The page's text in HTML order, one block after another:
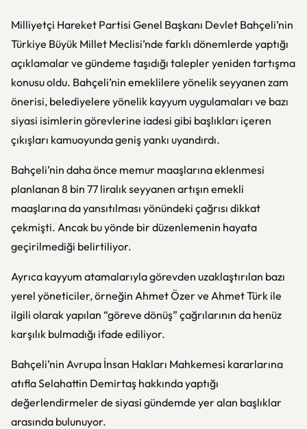
Milliyetçi Hareket Partisi Genel Başkanı Devlet Bahçeli’nin
Türkiye Büyük Millet Meclisi’nde farklı dönemlerde yaptığı
açıklamalar ve gündeme taşıdığı talepler yeniden tartışma
konusu oldu. Bahçeli’nin emeklilere yönelik seyyanen zam
önerisi, belediyelere yönelik kayyum uygulamaları ve bazı
siyasi isimlerin görevlerine iadesi gibi başlıkları içeren
çıkışları kamuoyunda geniş yankı uyandırdı.
Bahçeli’nin daha önce memur maaşlarına eklenmesi
planlanan 8 bin 77 liralık seyyanen artışın emekli
maaşlarına da yansıtılması yönündeki çağrısı dikkat
çekmişti. Ancak bu yönde bir düzenlemenin hayata
geçirilmediği belirtiliyor.
Ayrıca kayyum atamalarıyla görevden uzaklaştırılan bazı
yerel yöneticiler, örneğin Ahmet Özerve Ahmet Türk ile
ilgili olarak yapılan “göreve dönüş” çağrılarının da henüz
karşılık bulmadığı ifade ediliyor.
Bahçeli’nin Avrupa İnsan Hakları Mahkemesi kararlarına
atıflaSelahattin Demirtaş hakkında yaptığı
değerlendirmeler de siyasi gündemde yer alan başlıklar
arasında bulunuyor.